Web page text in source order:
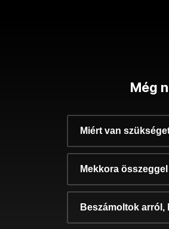
Még
Miért van
Mekkora
Beszámoltok